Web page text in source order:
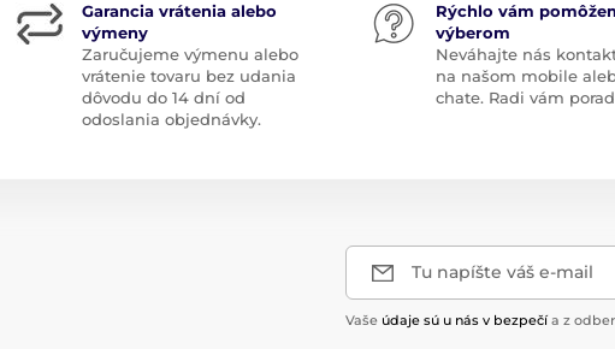
Garancia vrátenia alebo
výmeny
Zaručujeme výmenu alebo
vrátenie tovaru bez udania
dôvodu do 14 dní od
odoslania objednávky.
Rýchlo vám
výberom
Neváhajte nás
na našom mobile
chate. Radi vám
Tu napíšte váš e-mail
Vaše údaje sú u nás v bezpečí a z